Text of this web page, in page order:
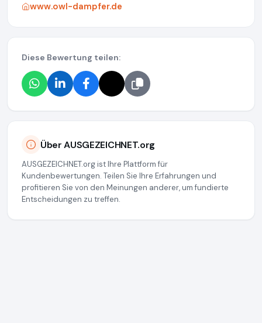
www.owl-dampfer.de
Diese Bewertung teilen:
Über AUSGEZEICHNET.org
AUSGEZEICHNET.org ist Ihre Plattform für
Kundenbewertungen. Teilen Sie Ihre Erfahrungen und
profitieren Sie von den Meinungen anderer, um fundierte
Entscheidungen zu treffen.